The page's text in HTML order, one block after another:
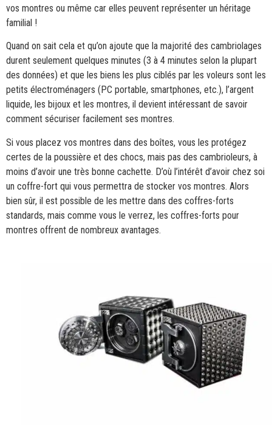
vos montres ou même car elles peuvent représenter un héritage
familial !
Quand on sait cela et qu’on ajoute que la majorité des cambriolages
durent seulement quelques minutes (3 à 4 minutes selon la plupart
des données) et que les biens les plus ciblés par les voleurs sont les
petits électroménagers (PC portable, smartphones, etc.), l’argent
liquide, les bijoux et les montres, il devient intéressant de savoir
comment sécuriser facilement ses montres.
Si vous placez vos montres dans des boîtes, vous les protégez
certes de la poussière et des chocs, mais pas des cambrioleurs, à
moins d’avoir une très bonne cachette. D’où l’intérêt d’avoir chez soi
un coffre-fort qui vous permettra de stocker vos montres. Alors
bien sûr, il est possible de les mettre dans des coffres-forts
standards, mais comme vous le verrez, les coffres-forts pour
montres offrent de nombreux avantages.